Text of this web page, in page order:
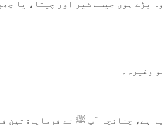
بڑے ہوں جیسے شیر اور چیتا، یا
وغیرہ۔
ہے، چنانچہ آپ ﷺ نے فرمایا: تین